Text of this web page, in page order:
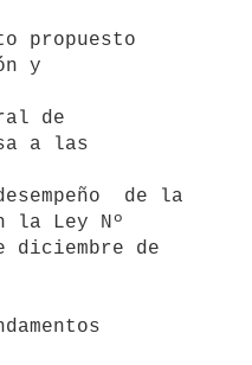
propuesto
y
de
a las
de la
la Ley Nº
diciembre de